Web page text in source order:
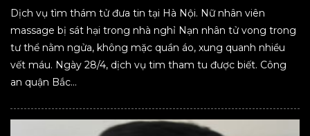
Dịch vụ tìm thám tử đưa tin tại Hà Nội. Nữ nhân viên
massage bị sát hại trong nhà nghỉ Nạn nhân tử vong trong
tư thể nằm ngửa, không mặc quần áo, xung quanh nhiều
vết máu. Ngày 28/4, dịch vụ tim tham tu được biết. Công
an quận Bắc...